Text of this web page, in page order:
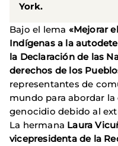
York.
Bajo el lema «Mejorar
Indígenas a la
la Declaración de las
derechos de los
representantes de
mundo para abordar
genocidio debido al
La hermana Laura
vicepresidenta de la